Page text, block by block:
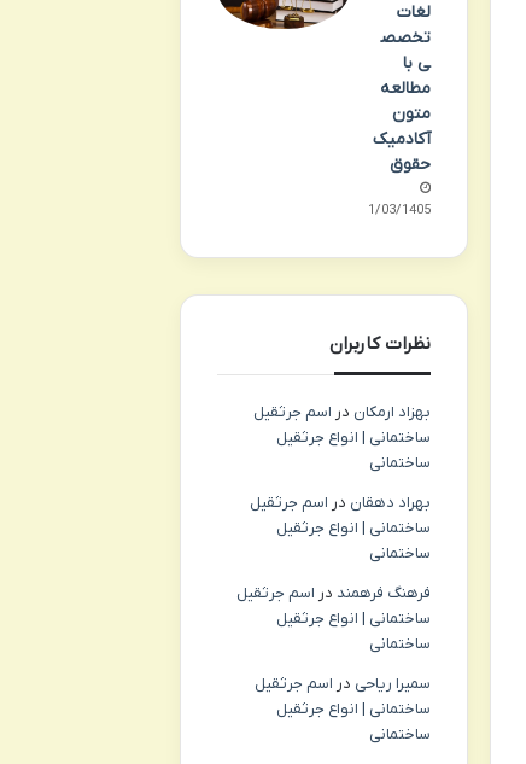
لغات
تخصص
ی با
مطالعه
متون
آکادمیک
حقوق
01/03/1405
نظرات کاربران
بهزاد ارمکان در اسم جرثقیل
ساختمانی | انواع جرثقیل
ساختمانی
بهراد دهقان در اسم جرثقیل
ساختمانی | انواع جرثقیل
ساختمانی
فرهنگ فرهمند در اسم جرثقیل
ساختمانی | انواع جرثقیل
ساختمانی
سمیرا ریاحی در اسم جرثقیل
ساختمانی | انواع جرثقیل
ساختمانی